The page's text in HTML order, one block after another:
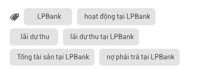
LPBank hoạt động tại LPBank
lãi dự thu lãi dự thu tại LPBank
Tổng tài sản tại LPBank nợ phải trả tại LPBank